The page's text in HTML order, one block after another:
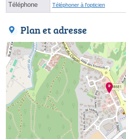
Téléphone Téléphoner à l'opticien
Plan et adresse